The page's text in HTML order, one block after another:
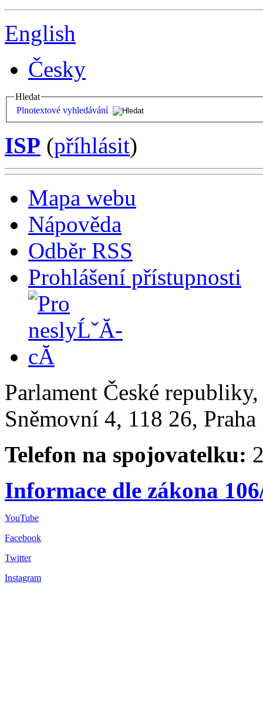
English
Česky
Hledat
Plnotextové vyhledávání
ISP (příhlásit)
Mapa webu
Nápověda
Odběr RSS
Prohlášení přístupnosti
Parlament České
Sněmovní 4, 118 26,
Telefon na spojovatelku:
Informace dle zákona
YouTube
Facebook
Twitter
Instagram